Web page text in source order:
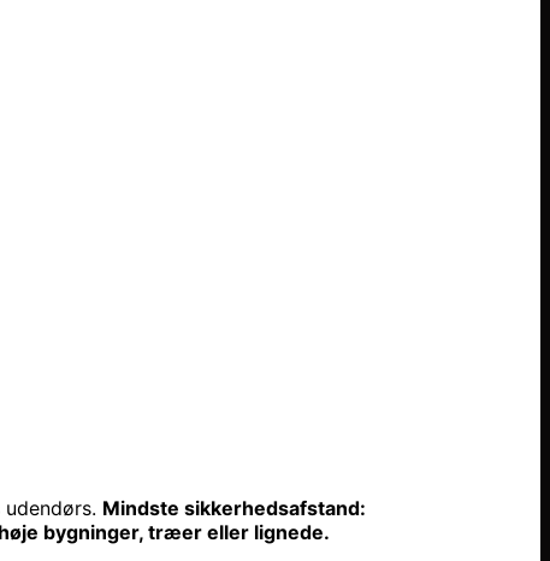
udendørs. Mindste sikkerhedsafstand:
bygninger, træer eller lignede.